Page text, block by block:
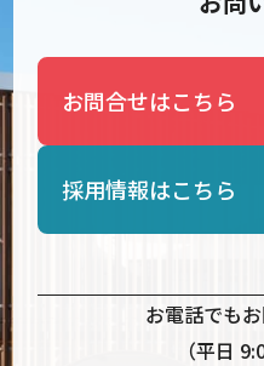
お問合せはこちら
採用情報はこちら
お電話でも
（平日